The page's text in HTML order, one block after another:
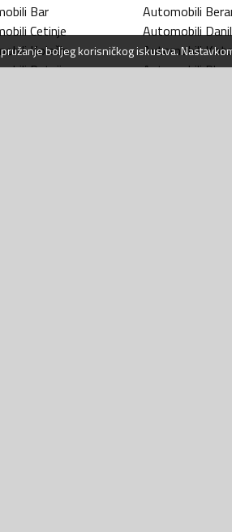
Bar Automobili
Cetinje Automobili
Kolašin Automobili
Petnjica AutomobiliPlav
boljeg korisničkog iskustva.